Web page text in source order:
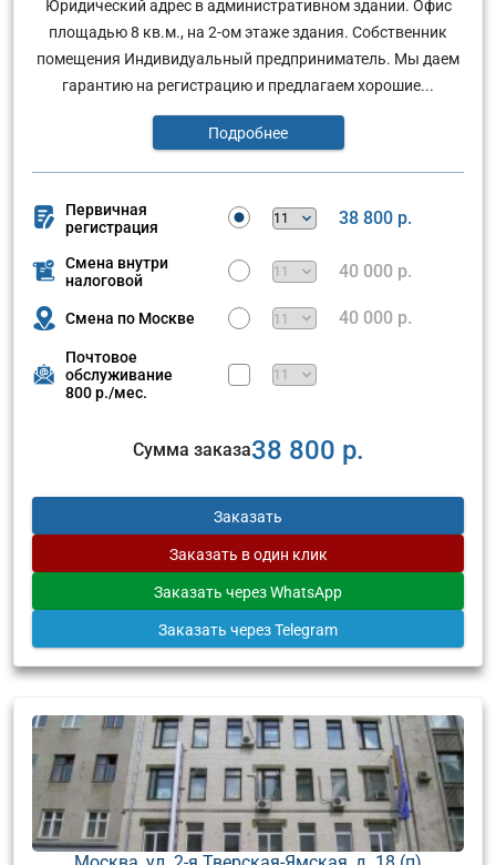
Юридический адрес в административном здании. Офис
площадью 8 кв.м., на 2-ом этаже здания. Собственник
помещения Индивидуальный предприниматель. Мы даем
гарантию на регистрацию и предлагаем хорошие...
Подробнее
Первичная
регистрация
38 800 р.
Смена внутри
налоговой
40 000 р.
Смена по Москве 40 000 р.
Почтовое
обслуживание
800 р./мес.
Сумма заказа38 800 р.
Заказать
Заказать в один клик
Заказать через WhatsApp
Заказать через Telegram